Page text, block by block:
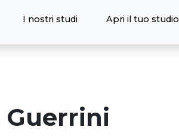
I nostri studi Apri il tuo studio
Guerrini